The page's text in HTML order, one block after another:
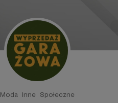
Moda Inne Społeczne